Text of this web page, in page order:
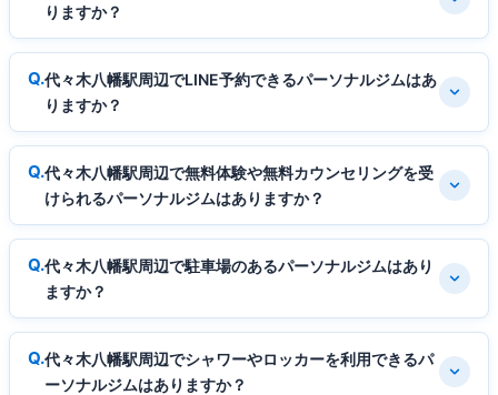
りますか？
代々木八幡駅周辺でLINE予約できるパーソナルジムはあ
りますか？
代々木八幡駅周辺で無料体験や無料カウンセリングを受
けられるパーソナルジムはありますか？
代々木八幡駅周辺で駐車場のあるパーソナルジムはあり
ますか？
代々木八幡駅周辺でシャワーやロッカーを利用できるパ
ーソナルジムはありますか？